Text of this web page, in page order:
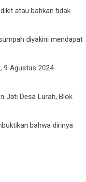
atau bahkan tidak
diyakini mendapat
9 Agustus 2024
Jati Desa Lurah, Blok
bahwa dirinya